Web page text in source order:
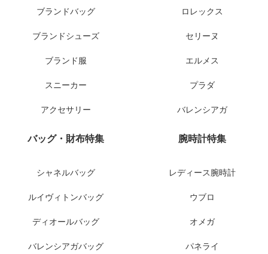
ブランドバッグ
ブランドシューズ
ブランド服
スニーカー
アクセサリー
ロレックス
セリーヌ
エルメス
プラダ
バレンシアガ
バッグ・財布特集
シャネルバッグ
ルイヴィトンバッグ
ディオールバッグ
バレンシアガバッグ
腕時計特集
レディース腕時計
ウブロ
オメガ
パネライ